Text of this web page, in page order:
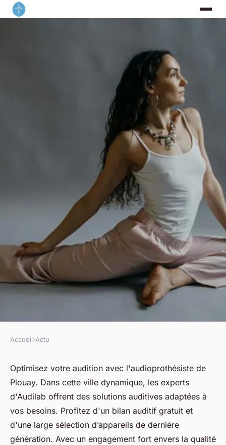
Optimisez votre audition avec
l'audioprothésiste de plouay
fabienne•22 avril 2025• 5 min de lecture
Accueil›Actu
Optimisez votre audition avec l'audioprothésiste de
Plouay. Dans cette ville dynamique, les experts
d'Audilab offrent des solutions auditives adaptées à
vos besoins. Profitez d'un bilan auditif gratuit et
d'une large sélection d’appareils de dernière
génération. Avec un engagement fort envers la qualité